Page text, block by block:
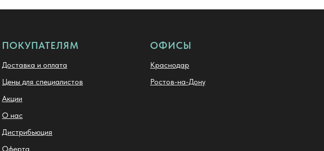
ПОКУПАТЕЛЯМ
Доставка и оплата
Цены для специалистов
Акции
О нас
Дистрибьюция
Оферта
ОФИСЫ
Краснодар
Ростов-на-Дону